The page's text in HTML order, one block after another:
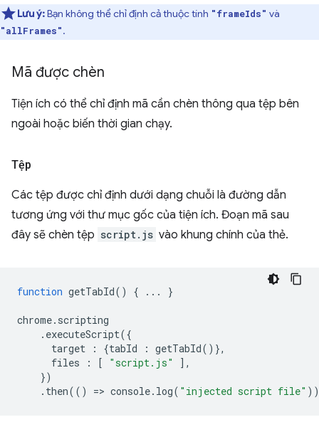
Lưu ý:Bạn không thể chỉ định cả thuộc tính "frameIds" và
"allFrames".
Mã được chèn
Tiện ích có thể chỉ định mã cần chèn thông qua tệp bên
ngoài hoặc biến thời gian chạy.
Tệp
Các tệp được chỉ định dưới dạng chuỗi là đường dẫn
tương ứng với thư mục gốc của tiện ích. Đoạn mã sau
đây sẽ chèn tệp script.js vào khung chính của thẻ.
function getTabId() { ... }
chrome. scripting
. executeScript({
target
: {tabId : getTabId()},
files
: [ "script.js"
],
})
. then(() => console. log( "injected script file"